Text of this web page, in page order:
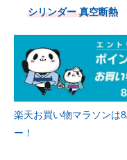
シリンダー 真空断熱
楽天お買い物マラソンは
ー！